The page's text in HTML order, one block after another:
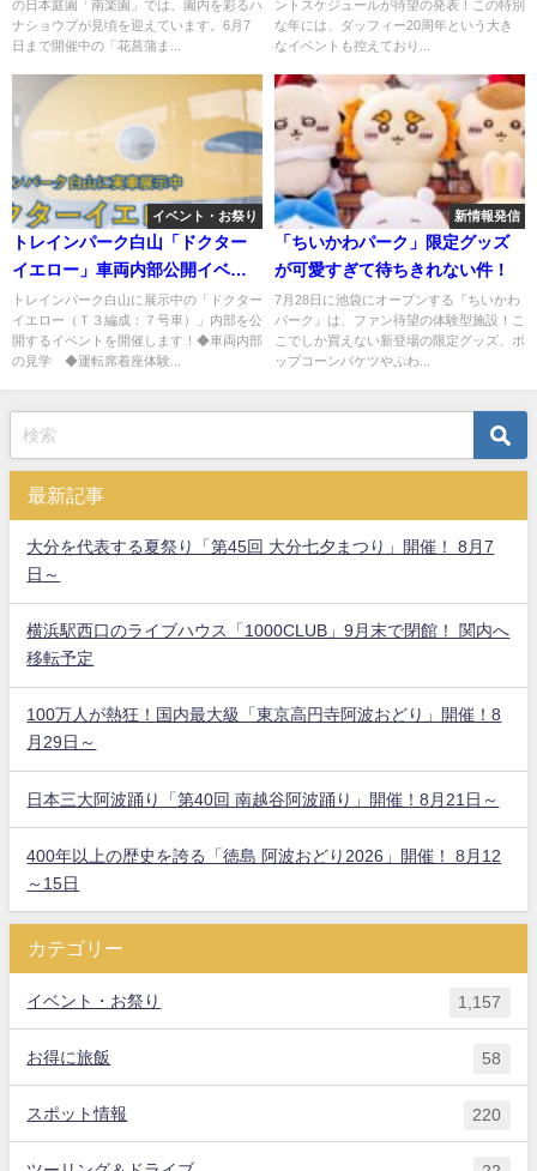
の日本庭園「南楽園」では、園内を彩るハ
ナショウブが見頃を迎えています。6月7
日まで開催中の「花菖蒲ま...
ントスケジュールが待望の発表！この特別
な年には、ダッフィー20周年という大き
なイベントも控えており...
イベント・お祭り
トレインパーク白山「ドクター
イエロー」車両内部公開イベン
ト
トレインパーク白山に展示中の「ドクター
イエロー（Ｔ３編成：７号車）」内部を公
開するイベントを開催します！◆車両内部
の見学 ◆運転席着座体験...
新情報発信
「ちいかわパーク」限定グッズ
が可愛すぎて待ちきれない件！
7月28日に池袋にオープンする『ちいかわ
パーク』は、ファン待望の体験型施設！こ
こでしか買えない新登場の限定グッズ、ポ
ップコーンバケツやぷわ...
最新記事
大分を代表する夏祭り「第45回 大分七夕まつり」開催！ 8月7
日～
横浜駅西口のライブハウス「1000CLUB」9月末で閉館！ 関内へ
移転予定
100万人が熱狂！国内最大級「東京高円寺阿波おどり」開催！8
月29日～
日本三大阿波踊り「第40回 南越谷阿波踊り」開催！8月21日～
400年以上の歴史を誇る「徳島 阿波おどり2026」開催！ 8月12
～15日
カテゴリー
イベント・お祭り 1,157
お得に旅飯 58
スポット情報 220